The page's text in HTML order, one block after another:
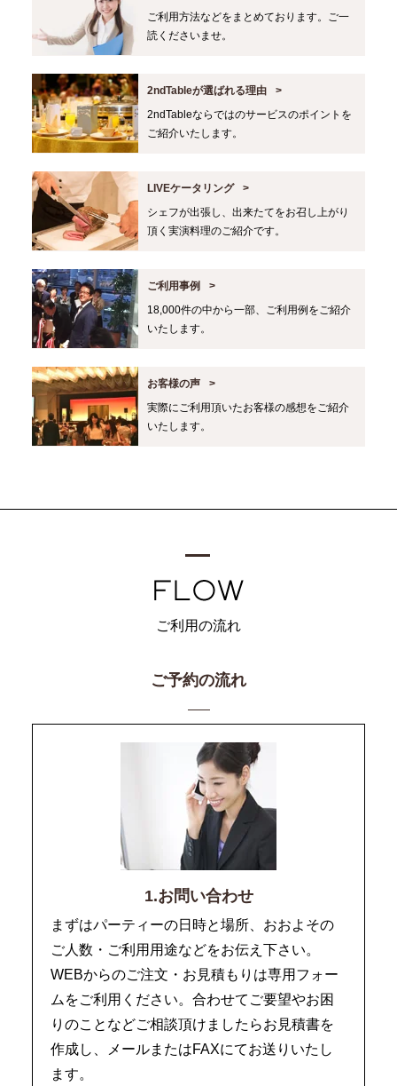
ご利用方法などをまとめております。ご一
読くださいませ。
2ndTableが選ばれる理由
2ndTableならではのサービスのポイントを
ご紹介いたします。
LIVEケータリング
シェフが出張し、出来たてをお召し上がり
頂く実演料理のご紹介です。
ご利用事例
18,000件の中から一部、ご利用例をご紹介
いたします。
お客様の声
実際にご利用頂いたお客様の感想をご紹介
いたします。
ご利用の流れ
ご予約の流れ
1.お問い合わせ
まずはパーティーの日時と場所、おおよその
ご人数・ご利用用途などをお伝え下さい。
WEBからのご注文・お見積もりは専用フォー
ムをご利用ください。合わせてご要望やお困
りのことなどご相談頂けましたらお見積書を
作成し、メールまたはFAXにてお送りいたし
ます。